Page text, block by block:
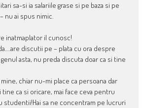
sa-si ia salariile grase si pe baza si pe
nu ai spus nimic.
inatmaplator il cunosc!
discutii pe – plata cu ora despre
asta, nu preda discuta doar ca si tine
chiar nu-mi place ca persoana dar
tine ca si oricare, mai face ceva pentru
studentii!Hai sa ne concentram pe lucruri